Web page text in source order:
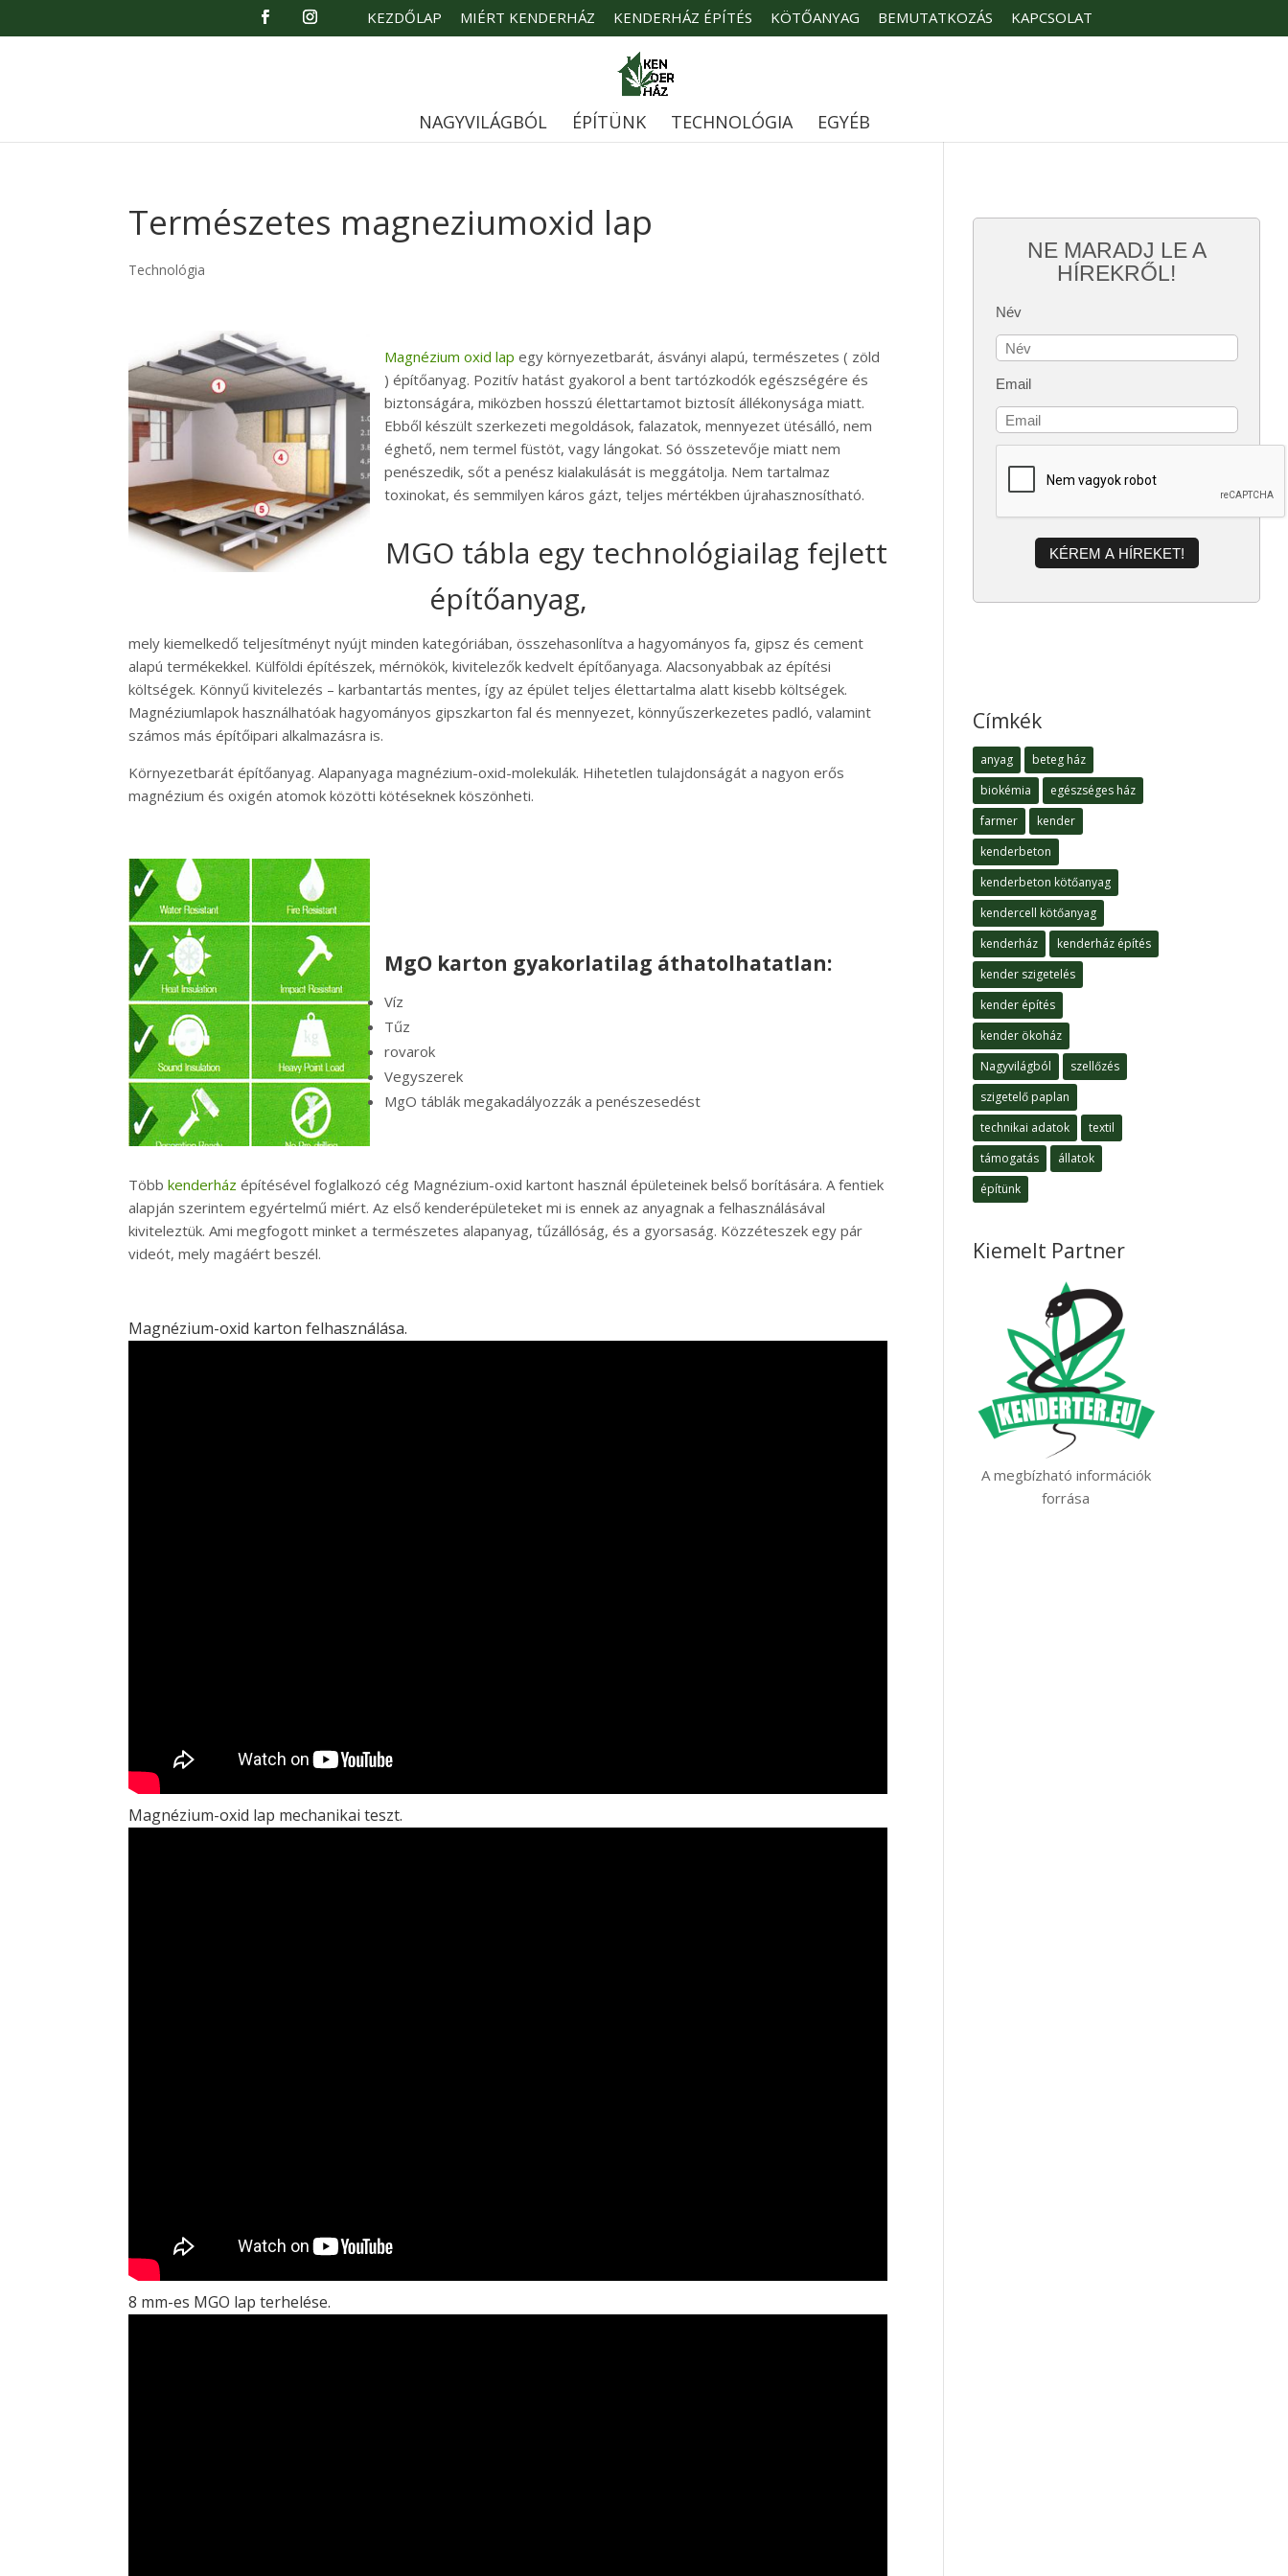
KEZDŐLAP MIÉRT KENDERHÁZ KENDERHÁZ ÉPÍTÉS KÖTŐANYAG BEMUTATKOZÁS KAPCSOLAT
NAGYVILÁGBÓL ÉPÍTÜNK TECHNOLÓGIA EGYÉB
Természetes magneziumoxid lap
Technológia
Magnézium oxid lap egy környezetbarát, ásványi alapú, természetes ( zöld
) építőanyag. Pozitív hatást gyakorol a bent tartózkodók egészségére és
biztonságára, miközben hosszú élettartamot biztosít állékonysága miatt.
Ebből készült szerkezeti megoldások, falazatok, mennyezet ütésálló, nem
éghető, nem termel füstöt, vagy lángokat. Só összetevője miatt nem
penészedik, sőt a penész kialakulását is meggátolja. Nem tartalmaz
toxinokat, és semmilyen káros gázt, teljes mértékben újrahasznosítható.
MGO tábla egy technológiailag fejlett
építőanyag,
mely kiemelkedő teljesítményt nyújt minden kategóriában, összehasonlítva a hagyományos fa, gipsz és cement
alapú termékekkel. Külföldi építészek, mérnökök, kivitelezők kedvelt építőanyaga. Alacsonyabbak az építési
költségek. Könnyű kivitelezés – karbantartás mentes, így az épület teljes élettartalma alatt kisebb költségek.
Magnéziumlapok használhatóak hagyományos gipszkarton fal és mennyezet, könnyűszerkezetes padló, valamint
számos más építőipari alkalmazásra is.
Környezetbarát építőanyag. Alapanyaga magnézium-oxid-molekulák. Hihetetlen tulajdonságát a nagyon erős
magnézium és oxigén atomok közötti kötéseknek köszönheti.
MgO karton gyakorlatilag áthatolhatatlan:
Víz
Tűz
rovarok
Vegyszerek
MgO táblák megakadályozzák a penészesedést
Többkenderház építésével foglalkozó cég Magnézium-oxid kartont használ épületeinek belső borítására. A fentiek
alapján szerintem egyértelmű miért. Az első kenderépületeket mi is ennek az anyagnak a felhasználásával
kiviteleztük. Ami megfogott minket a természetes alapanyag, tűzállóság, és a gyorsaság. Közzéteszek egy pár
videót, mely magáért beszél.
Magnézium-oxid karton felhasználása.
Magnézium-oxid lap mechanikai teszt.
8 mm-es MGO lap terhelése.
NE MARADJ LE A
HÍREKRŐL!
Név
Email
KÉREM A HÍREKET!
Címkék
anyag
beteg ház
biokémia
egészséges ház
farmer
kender
kenderbeton
kenderbeton kötőanyag
kendercell kötőanyag
kenderház
kenderház építés
kender szigetelés
kender építés
kender ökoház
Nagyvilágból
szellőzés
szigetelő paplan
technikai adatok
textil
támogatás
állatok
építünk
Kiemelt Partner
A megbízható információk
forrása